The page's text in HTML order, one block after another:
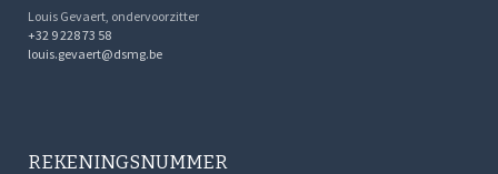
Louis Gevaert, ondervoorzitter
+32 9 228 73 58
louis.gevaert@dsmg.be
REKENINGSNUMMER